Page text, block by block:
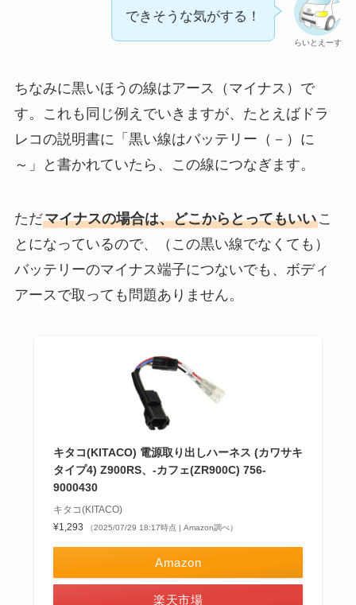
らいとえーす
できそうな気がする！
ちなみに黒いほうの線はアース（マイナス）で
す。これも同じ例えでいきますが、たとえばドラ
レコの説明書に「黒い線はバッテリー（－）に
～」と書かれていたら、この線につなぎます。
ただマイナスの場合は、どこからとってもいいこ
とになっているので、（この黒い線でなくても）
バッテリーのマイナス端子につないでも、ボディ
アースで取っても問題ありません。
キタコ(KITACO) 電源取り出しハーネス (カワサキ
タイプ4) Z900RS、-カフェ(ZR900C) 756-
9000430
キタコ(KITACO)
¥1,293
（2025/07/29 18:17時点 | Amazon調べ）
Amazon
楽天市場